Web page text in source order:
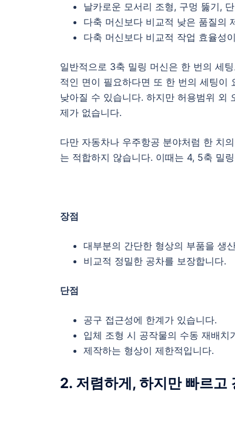
날카로운 모서리 조형, 구멍 뚫기,
다축 머신보다 비교적 낮은 품질의
다축 머신보다 비교적 작업 효율성
일반적으로 3축 밀링 머신은 한 번의 세
적인 면이 필요하다면 또 한 번의 세팅이
낮아질 수 있습니다. 하지만 허용범위 외
제가 없습니다.
다만 자동차나 우주항공 분야처럼 한 치
는 적합하지 않습니다. 이때는 4, 5축 밀
장점
대부분의 간단한 형상의 부품을 생
비교적 정밀한 공차를 보장합니다.
단점
공구 접근성에 한계가 있습니다.
입체 조형 시 공작물의 수동 재배치
제작하는 형상이 제한적입니다.
2. 저렴하게, 하지만 빠르고